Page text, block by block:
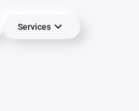
Services